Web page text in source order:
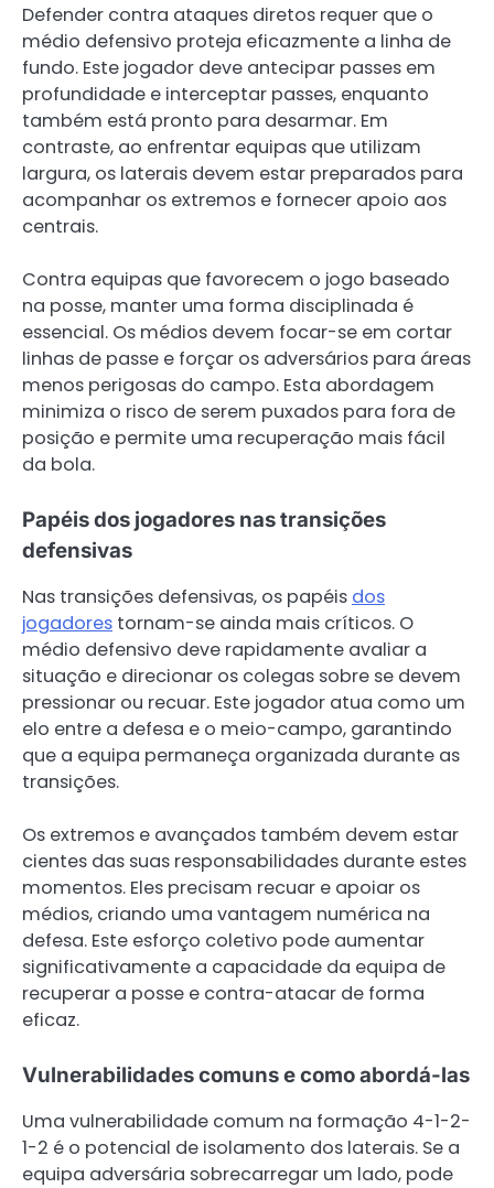
Defender contra ataques diretos requer que o
médio defensivo proteja eficazmente a linha de
fundo. Este jogador deve antecipar passes em
profundidade e interceptar passes, enquanto
também está pronto para desarmar. Em
contraste, ao enfrentar equipas que utilizam
largura, os laterais devem estar preparados para
acompanhar os extremos e fornecer apoio aos
centrais.
Contra equipas que favorecem o jogo baseado
na posse, manter uma forma disciplinada é
essencial. Os médios devem focar-se em cortar
linhas de passe e forçar os adversários para áreas
menos perigosas do campo. Esta abordagem
minimiza o risco de serem puxados para fora de
posição e permite uma recuperação mais fácil
da bola.
Papéis dos jogadores nas transições
defensivas
Nas transições defensivas, os papéis dos
jogadores tornam-se ainda mais críticos. O
médio defensivo deve rapidamente avaliar a
situação e direcionar os colegas sobre se devem
pressionar ou recuar. Este jogador atua como um
elo entre a defesa e o meio-campo, garantindo
que a equipa permaneça organizada durante as
transições.
Os extremos e avançados também devem estar
cientes das suas responsabilidades durante estes
momentos. Eles precisam recuar e apoiar os
médios, criando uma vantagem numérica na
defesa. Este esforço coletivo pode aumentar
significativamente a capacidade da equipa de
recuperar a posse e contra-atacar de forma
eficaz.
Vulnerabilidades comuns e como abordá-las
Uma vulnerabilidade comum na formação 4-1-2-
1-2 é o potencial de isolamento dos laterais. Se a
equipa adversária sobrecarregar um lado, pode